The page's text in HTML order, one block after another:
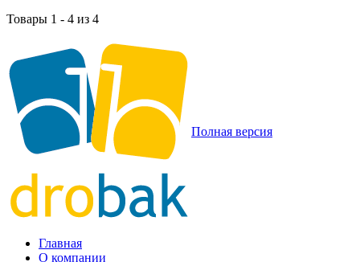
Товары 1 - 4 из 4
Полная версия
Главная
О компании